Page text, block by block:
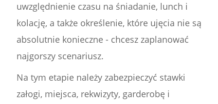
uwzględnienie czasu na śniadanie, lunch i
kolację, a także określenie, które ujęcia nie są
absolutnie konieczne - chcesz zaplanować
najgorszy scenariusz.
Na tym etapie należy zabezpieczyć stawki
załogi, miejsca, rekwizyty, garderobę i